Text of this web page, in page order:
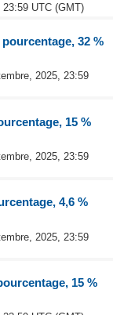
UTC (GMT)
32 %
2025, 23:59
15 %
2025, 23:59
4,6 %
2025, 23:59
15 %